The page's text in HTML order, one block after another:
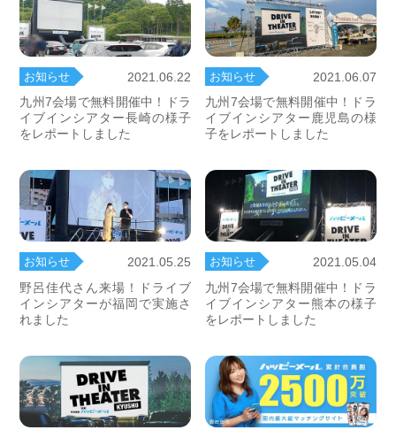
お知らせ
2021.06.22
九州7会場で無料開催中！ドラ
イブインシアター長崎の様子
をレポートしました
お知らせ
2021.06.07
九州7会場で無料開催中！ドラ
イブインシアター鹿児島の様
子をレポートしました
お知らせ
2021.05.25
野呂佳代さん来場！ドライブ
インシアターが福岡で実施さ
れました
お知らせ
2021.05.04
九州7会場で無料開催中！ドラ
イブインシアター熊本の様子
をレポートしました